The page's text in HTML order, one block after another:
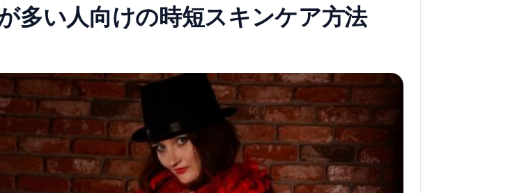
多い人向けの時短スキンケア方法